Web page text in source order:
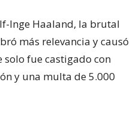
Inge Haaland, la brutal
más relevancia y causó
fue castigado con
y una multa de 5.000